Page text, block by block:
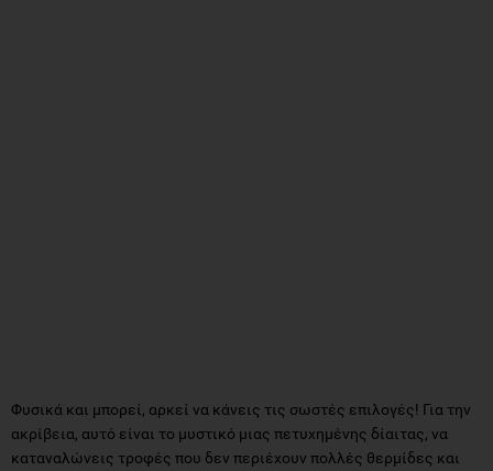
Φυσικά και μπορεί, αρκεί να κάνεις τις σωστές επιλογές! Για την
ακρίβεια, αυτό είναι το μυστικό μιας πετυχημένης δίαιτας, να
καταναλώνεις τροφές που δεν περιέχουν πολλές θερμίδες και